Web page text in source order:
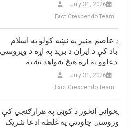
July 31, 2026
Fact Crescendo Team
د عاصم منیر په نښه کولو په اسلام
آباد کې د ایران د برید په اړه د ویروسي
ادعاوو په اړه هیڅ شواهد نشته
July 31, 2026
Fact Crescendo Team
پخواني انځور د کوټې په هزارګنجي کې
وروستۍ چاودنې په غلطه ادعا شریک